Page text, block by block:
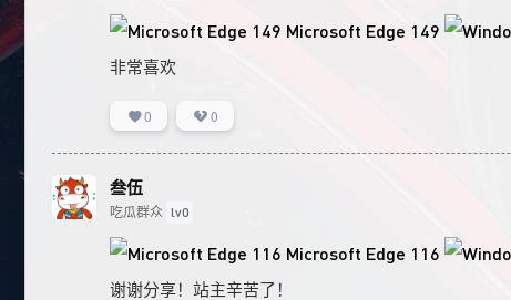
Microsoft Edge 149
非常喜欢
0 0
叁伍
吃瓜群众 lv0
Microsoft Edge 116
谢谢分享！站主辛苦了！